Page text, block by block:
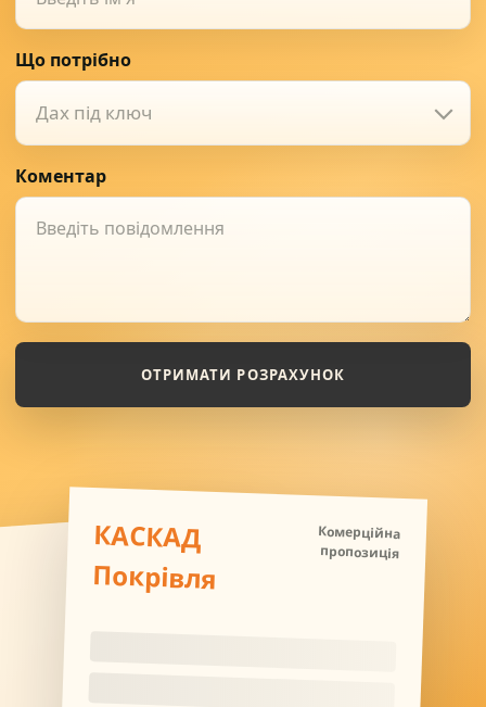
Що потрібно
Дах під ключ
Коментар
ОТРИМАТИ РОЗРАХУНОК
КАСКАД
Покрівля
Комерційна
пропозиція